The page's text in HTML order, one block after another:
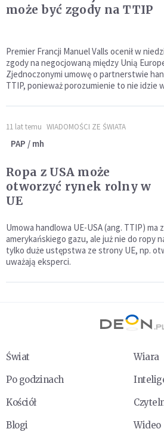
może być zgody na TTIP
Premier Francji Manuel Valls ocenił w
zgody na negocjowaną między Unią
Zjednoczonymi umowę o partnerstwie
TTIP, ponieważ porozumienie to nie idzie
11 lat temu WIADOMOŚCI ZE ŚWIATA
PAP / mh
Ropa z USA może
otworzyć rynek rolny w
UE
Umowa handlowa UE-USA (ang. TTIP) ma
amerykańskiego gazu, ale już nie do ropy
tylko duże ustępstwa ze strony UE, np.
uważają eksperci.
Świat
Wiara
Po godzinach
Kościół
Blogi
Wideo